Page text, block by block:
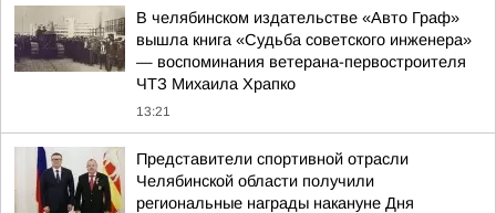
В челябинском издательстве «Авто Граф»
вышла книга «Судьба советского инженера»
— воспоминания ветерана-первостроителя
ЧТЗ Михаила Храпко
13:21
Представители спортивной отрасли
Челябинской области получили
региональные награды накануне Дня